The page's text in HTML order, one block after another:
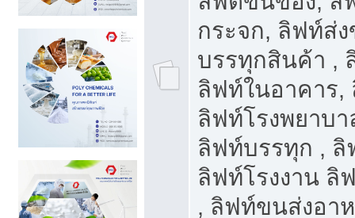
กระจก, ลิฟท์ส่
บรรทุกสินค้า ,
ลิฟท์ในอาคาร,
ลิฟท์โรงพยาบ
ลิฟท์บรรทุก ,
ลิฟท์โรงงาน ลิ
, ลิฟท์ขนส่งอา